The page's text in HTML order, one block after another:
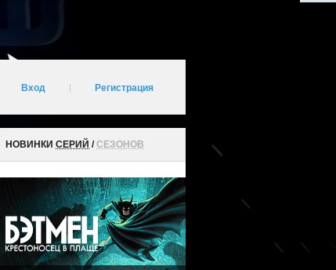
Вход Регистрация
НОВИНКИ СЕРИЙ /СЕЗОНОВ